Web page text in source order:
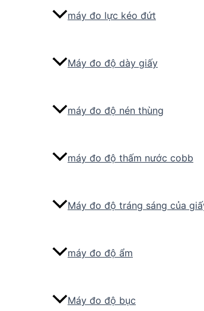
máy đo lực kéo đứt
Máy đo độ dày giấy
máy đo độ nén thùng
máy đo độ thấm nước cobb
Máy đo độ tráng sáng của
máy đo độ ẩm
Máy đo độ bục